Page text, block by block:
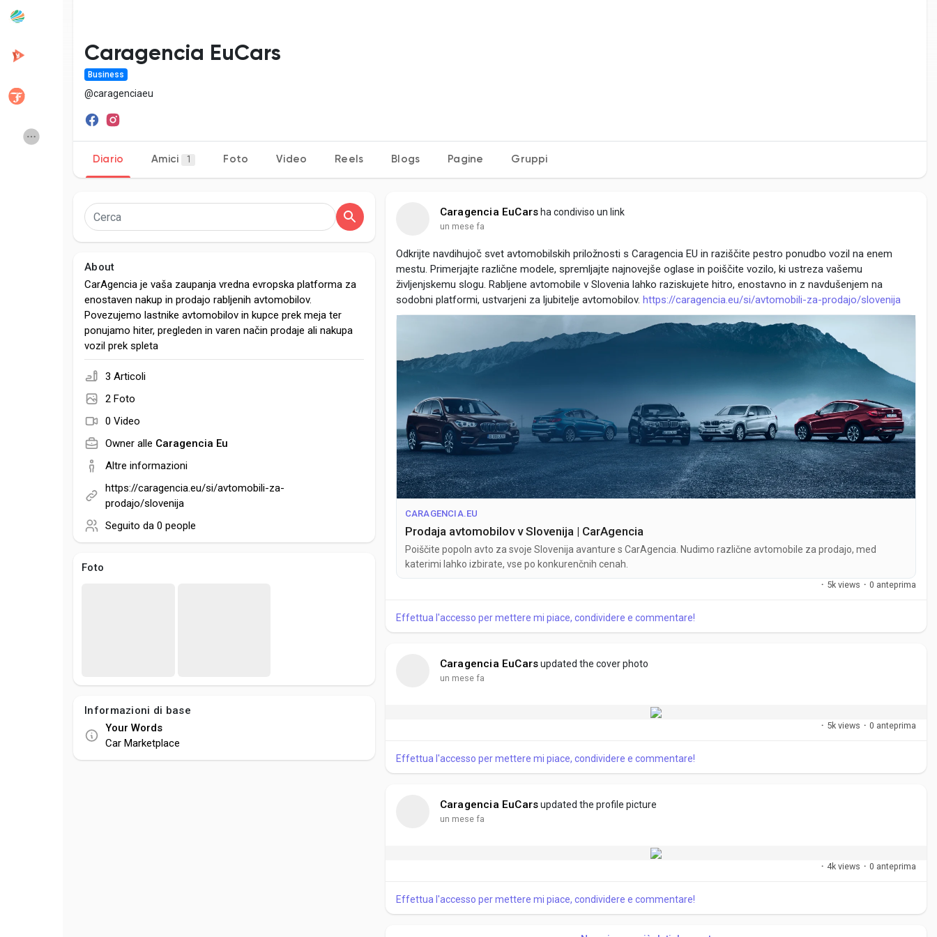
Popular Posts Discover Posts
Developers
Global News Vdo Junction
Talkfever App
Caragencia EuCars
Business
@caragenciaeu
Diario Amici Foto Video Reels Blogs Pagine Gruppi
About
CarAgencia je vaša zaupanja vredna evropska platforma za
enostaven nakup in prodajo rabljenih avtomobilov.
Povezujemo lastnike avtomobilov in kupce prek meja ter
ponujamo hiter, pregleden in varen način prodaje ali nakupa
vozil prek spleta
3 Articoli
2 Foto
0 Video
Owner alle Caragencia Eu
Altre informazioni
https://caragencia.eu/si/avtomobili-za-
prodajo/slovenija
Seguito da 0 people
Foto
Informazioni di base
Your Words
Car Marketplace
Caragencia EuCars ha condiviso un link
un mese fa
Odkrijte navdihujoč svet avtomobilskih priložnosti s Caragencia EU in raziščite pestro ponudbo vozil na enem
mestu. Primerjajte različne modele, spremljajte najnovejše oglase in poiščite vozilo, ki ustreza vašemu
življenjskemu slogu. Rabljene avtomobile v Slovenia lahko raziskujete hitro, enostavno in z navdušenjem na
sodobni platformi, ustvarjeni za ljubitelje avtomobilov. https://caragencia.eu/si/avtomobili-za-prodajo/slovenija
CARAGENCIA.EU
Prodaja avtomobilov v Slovenija | CarAgencia
Poiščite popoln avto za svoje Slovenija avanture s CarAgencia. Nudimo različne avtomobile za prodajo, med
katerimi lahko izbirate, vse po konkurenčnih cenah.
· 5k views · 0 anteprima
Effettua l'accesso per mettere mi piace, condividere e commentare!
Caragencia EuCars updated the cover photo
un mese fa
· 5k views · 0 anteprima
Effettua l'accesso per mettere mi piace, condividere e commentare!
Caragencia EuCars updated the profile picture
un mese fa
· 4k views · 0 anteprima
Effettua l'accesso per mettere mi piace, condividere e commentare!